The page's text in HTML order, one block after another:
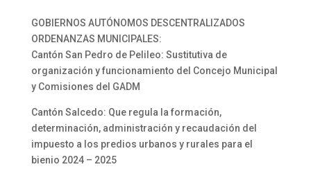
GOBIERNOS AUTÓNOMOS DESCENTRALIZADOS
ORDENANZAS MUNICIPALES:
Cantón San Pedro de Pelileo: Sustitutiva de
organización y funcionamiento del Concejo Municipal
y Comisiones del GADM
Cantón Salcedo: Que regula la formación,
determinación, administración y recaudación del
impuesto a los predios urbanos y rurales para el
bienio 2024 – 2025